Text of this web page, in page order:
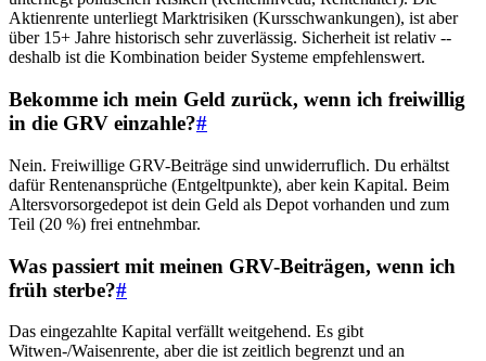
Aktienrente unterliegt Marktrisiken (Kursschwankungen), ist aber
über 15+ Jahre historisch sehr zuverlässig. Sicherheit ist relativ --
deshalb ist die Kombination beider Systeme empfehlenswert.
Bekomme ich mein Geld zurück, wenn ich freiwillig
in die GRV einzahle?#
Nein. Freiwillige GRV-Beiträge sind unwiderruflich. Du erhältst
dafür Rentenansprüche (Entgeltpunkte), aber kein Kapital. Beim
Altersvorsorgedepot ist dein Geld als Depot vorhanden und zum
Teil (20 %) frei entnehmbar.
Was passiert mit meinen GRV-Beiträgen, wenn ich
früh sterbe?#
Das eingezahlte Kapital verfällt weitgehend. Es gibt
Witwen-/Waisenrente, aber die ist zeitlich begrenzt und an